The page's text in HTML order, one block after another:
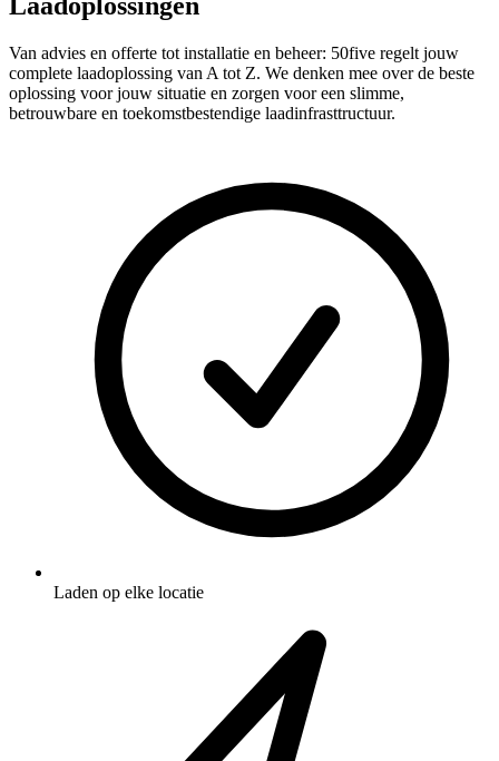
Laadoplossingen
Van advies en offerte tot installatie en beheer: 50five regelt jouw
complete laadoplossing van A tot Z. We denken mee over de beste
oplossing voor jouw situatie en zorgen voor een slimme,
betrouwbare en toekomstbestendige laadinfrasttructuur.
Laden op elke locatie